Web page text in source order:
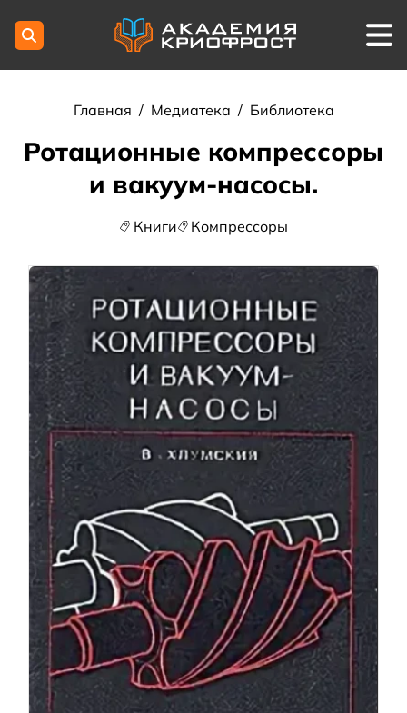
Главная / Медиатека / Библиотека
Ротационные компрессоры
и вакуум-нacocы.
Книги Компрессоры